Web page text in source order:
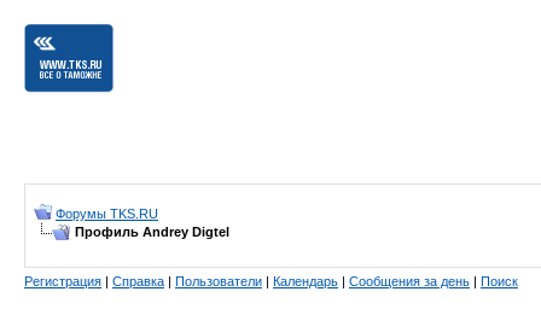
Форумы TKS.RU
Профиль Andrey Digtel
Регистрация | Справка | Пользователи | Календарь | Сообщения за день | Поиск